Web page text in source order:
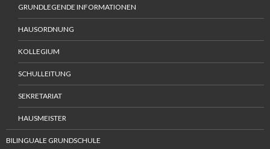
GRUNDLEGENDE INFORMATIONEN
HAUSORDNUNG
KOLLEGIUM
SCHULLEITUNG
SEKRETARIAT
HAUSMEISTER
BILINGUALE GRUNDSCHULE